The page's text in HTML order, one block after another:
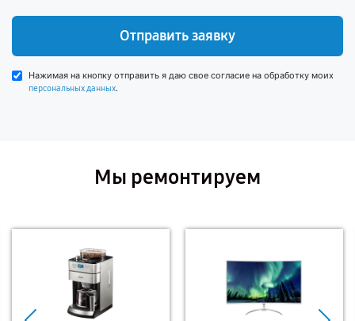
Отправить заявку
Нажимая на кнопку отправить я даю свое согласие на обработку моих
персональных данных.
Мы ремонтируем